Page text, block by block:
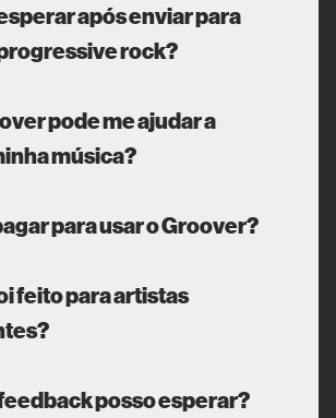
após enviar para
rock?
pode me ajudar a
música?
para usar o Groover?
feito para artistas
posso esperar?